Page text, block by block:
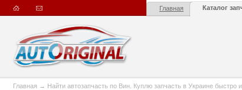
Главная Каталог
Главная → Найти автозапчасть по Вин. Куплю запчасть в Украине быстро